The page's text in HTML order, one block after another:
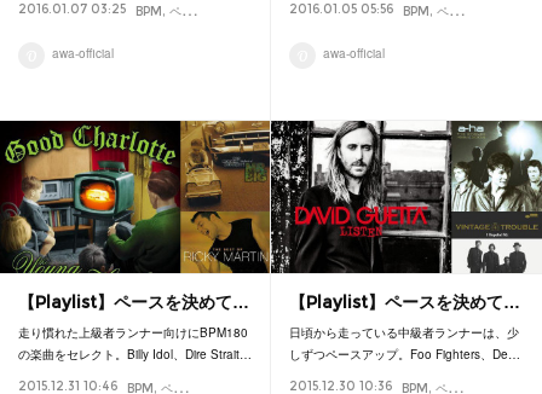
2016.01.07 03:25 BPM ペース マラソン ランニング Playlist
awa-official
2016.01.05 05:56 BPM ペース
awa-official
【Playlist】ペースを決めて…
走り慣れた上級者ランナー向けにBPM180
の楽曲をセレクト。Billy Idol、Dire Strait…
2015.12.31 10:46 BPM ペース マラソン ランニング Playlist
【Playlist】ペースを決めて…
日頃から走っている中級者ランナーは、少
しずつペースアップ。Foo Fighters、De…
2015.12.30 10:36 BPM ペース